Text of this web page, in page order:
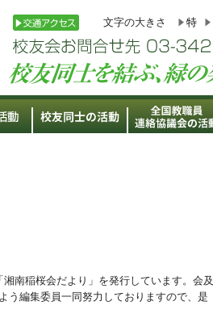
文字の大きさ 特
南稲桜会だより」を発行しています。会及
う編集委員一同努力しておりますので、是